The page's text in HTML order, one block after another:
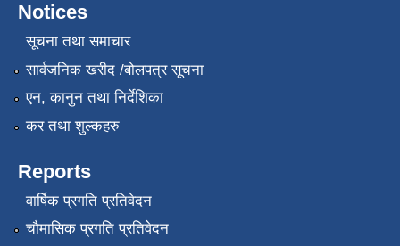
Notices
सूचना तथा समाचार
सार्वजनिक खरीद /बोलपत्र सूचना
एन, कानुन तथा निर्देशिका
कर तथा शुल्कहरु
Reports
वार्षिक प्रगति प्रतिवेदन
चौमासिक प्रगति प्रतिवेदन